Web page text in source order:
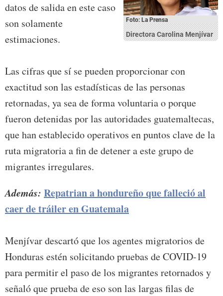
Foto: La Prensa
Directora Carolina Menjívar
datos de salida en este caso
son solamente
estimaciones.
Las cifras que sí se pueden proporcionar con
exactitud son las estadísticas de las personas
retornadas, ya sea de forma voluntaria o porque
fueron detenidas por las autoridades guatemaltecas,
que han establecido operativos en puntos clave de la
ruta migratoria a fin de detener a este grupo de
migrantes irregulares.
Además: Repatrian a hondureño que falleció al
caer de tráiler en Guatemala
Menjívar descartó que los agentes migratorios de
Honduras estén solicitando pruebas de COVID-19
para permitir el paso de los migrantes retornados y
señaló que prueba de eso son las largas filas de